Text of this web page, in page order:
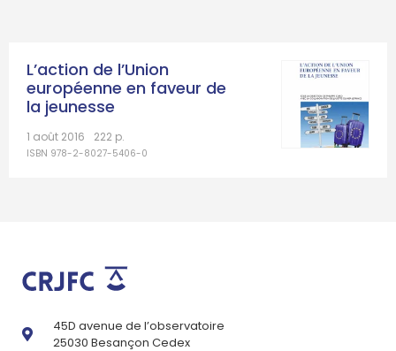
L’action de l’Union
européenne en faveur de
la jeunesse
1 août 2016 222 p.
ISBN 978-2-8027-5406-0
45D avenue de l’observatoire
25030 Besançon Cedex